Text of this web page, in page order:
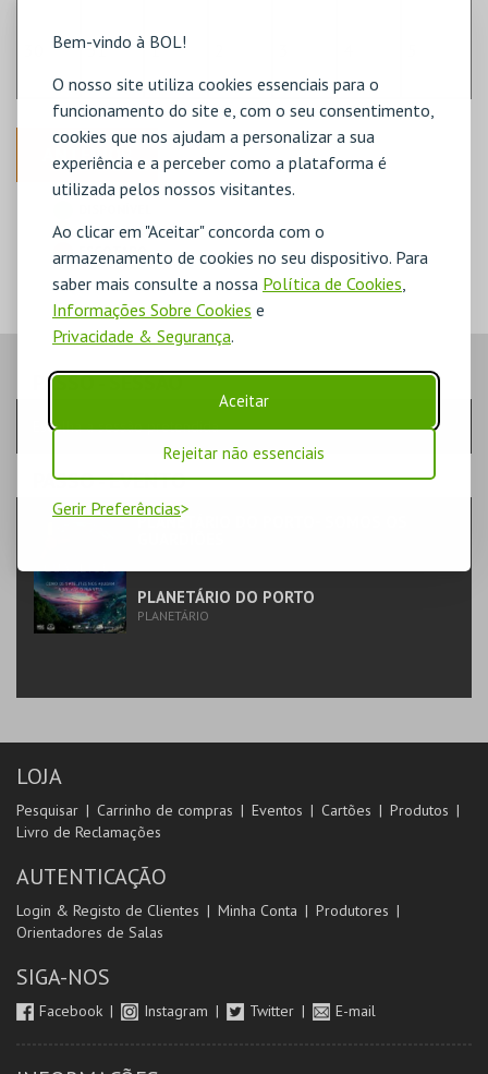
Bem-vindo à BOL!
O nosso site utiliza cookies essenciais para o
funcionamento do site e, com o seu consentimento,
cookies que nos ajudam a personalizar a sua
experiência e a perceber como a plataforma é
utilizada pelos nossos visitantes.
Ao clicar em "Aceitar" concorda com o
armazenamento de cookies no seu dispositivo. Para
saber mais consulte a nossa Política de Cookies,
Informações Sobre Cookies e
Privacidade & Segurança.
Aceitar
Rejeitar não essenciais
Gerir Preferências
31 1
ANTERIOR
POUCO DISPONÍVEL
PASSO- SESSÃO
Escolha a sessão pretendida
PASSO- EVENTO
PLANETÁRIO DO PORTO- SOMOS OS
PLANETÁRIO DO PORTO
PLANETÁRIO
LOJA
Pesquisar Carrinho de compras Eventos Cartões
Produtos
Livro de Reclamações
AUTENTICAÇÃO
Login & Registo de Clientes Minha Conta
Produtores
Orientadores de Salas
SIGA-NOS
Facebook Instagram Twitter E-mail